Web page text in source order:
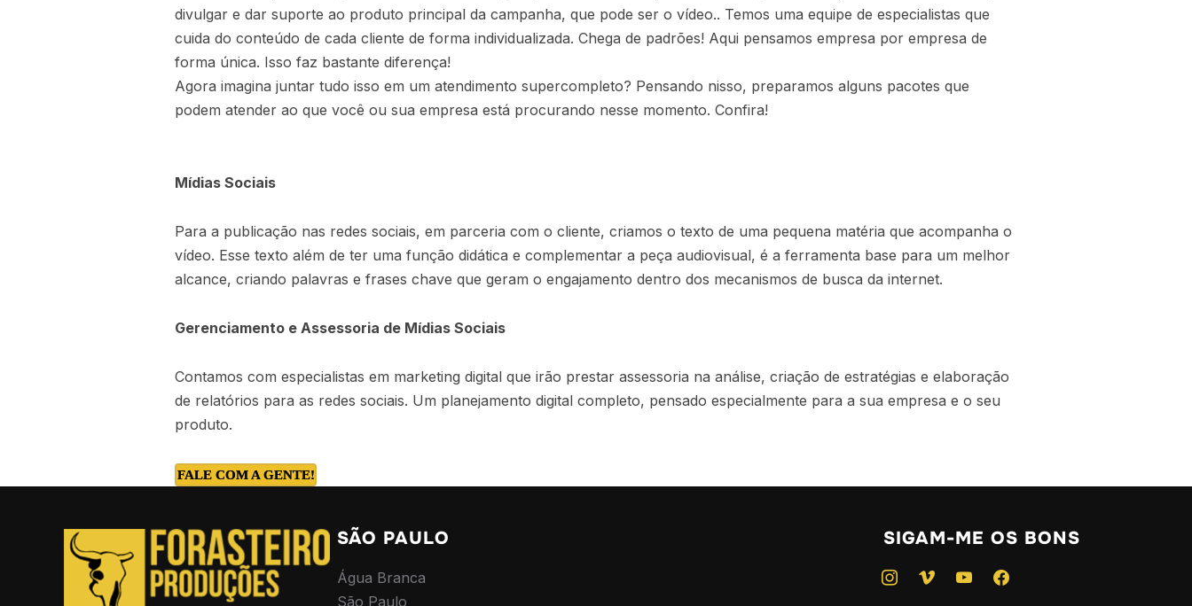
divulgar e dar suporte ao produto principal da campanha, que pode ser o vídeo.. Temos uma equipe de especialistas que
cuida do conteúdo de cada cliente de forma individualizada. Chega de padrões! Aqui pensamos empresa por empresa de
forma única. Isso faz bastante diferença!
Agora imagina juntar tudo isso em um atendimento supercompleto? Pensando nisso, preparamos alguns pacotes que
podem atender ao que você ou sua empresa está procurando nesse momento. Confira!
Mídias Sociais
Para a publicação nas redes sociais, em parceria com o cliente, criamos o texto de uma pequena matéria que acompanha o
vídeo. Esse texto além de ter uma função didática e complementar a peça audiovisual, é a ferramenta base para um melhor
alcance, criando palavras e frases chave que geram o engajamento dentro dos mecanismos de busca da internet.
Gerenciamento e Assessoria de Mídias Sociais
Contamos com especialistas em marketing digital que irão prestar assessoria na análise, criação de estratégias e elaboração
de relatórios para as redes sociais. Um planejamento digital completo, pensado especialmente para a sua empresa e o seu
produto.
FALE COM A GENTE!
SÃO PAULO
Água Branca
São Paulo
SIGAM-ME OS BONS
instagram
vimeo youtubefacebook